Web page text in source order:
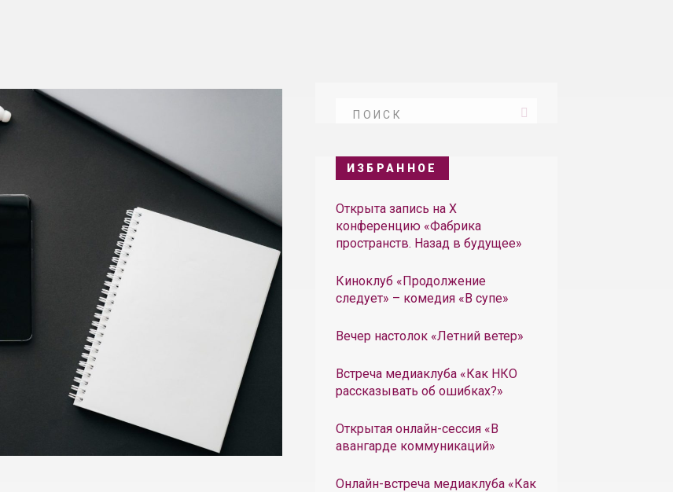
ИЗБРАННОЕ
Открыта запись на X
конференцию «Фабрика
пространств. Назад в будущее»
Киноклуб «Продолжение
следует» – комедия «В супе»
Вечер настолок «Летний ветер»
Встреча медиаклуба «Как НКО
рассказывать об ошибках?»
Открытая онлайн-сессия «В
авангарде коммуникаций»
Онлайн-встреча медиаклуба «Как